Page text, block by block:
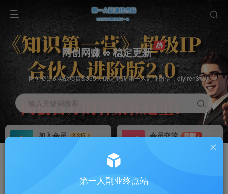
网创网赚 ∞ 稳定更新
网创资源&实战项目&365天稳定更新 第一人副业微信：diyiren3
输入关键词搜索
加入会员
3.3折
会员交流
群聊
推广返佣高达70%第一人副业终点站